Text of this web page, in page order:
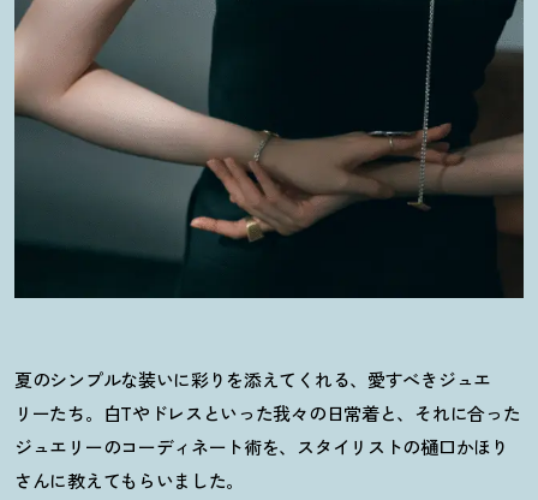
夏のシンプルな装いに彩りを添えてくれる、愛すべきジュエ
リーたち。白Tやドレスといった我々の日常着と、それに合った
ジュエリーのコーディネート術を、スタイリストの樋口かほり
さんに教えてもらいました。